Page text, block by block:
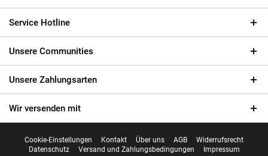
Service Hotline
Unsere Communities
Unsere Zahlungsarten
Wir versenden mit
Cookie-Einstellungen Kontakt Über uns AGB
Widerrufsrecht
Datenschutz
Versand und Zahlungsbedingungen Impressum